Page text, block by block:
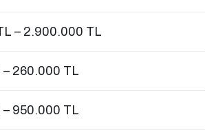
– 2.900.000 TL
260.000 TL
950.000 TL